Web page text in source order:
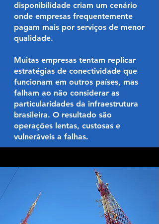
disponibilidade criam um cenário
onde empresas frequentemente
pagam mais por serviços de menor
qualidade.
Muitas empresas tentam replicar
estratégias de conectividade que
funcionam em outros países, mas
falham ao não considerar as
particularidades da infraestrutura
brasileira. O resultado são
operações lentas, custosas e
vulneráveis a falhas.